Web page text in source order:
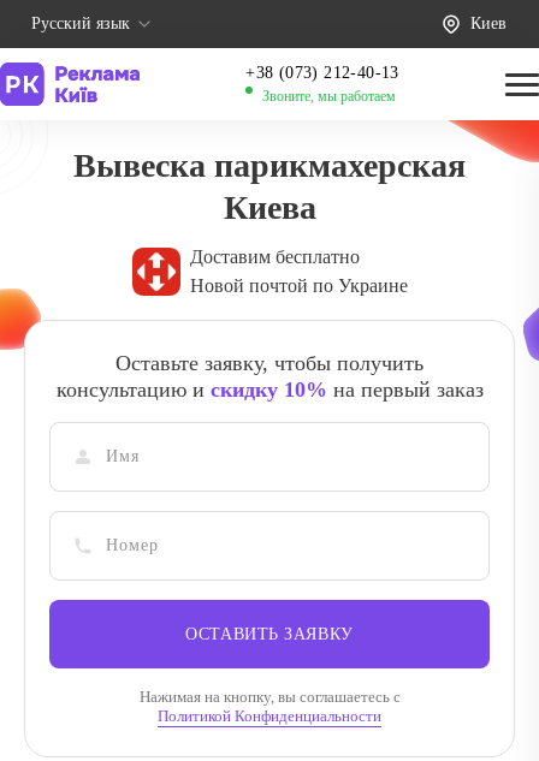
Русский язык Киев
+38 (073) 212-40-13
Звоните, мы работаем
Вывеска парикмахерская
Киева
Доставим бесплатно
Новой почтой по Украине
Оставьте заявку, чтобы получить
консультацию и скидку 10% на первый заказ
ОСТАВИТЬ ЗАЯВКУ
Нажимая на кнопку, вы соглашаетесь с
Политикой Конфиденциальности